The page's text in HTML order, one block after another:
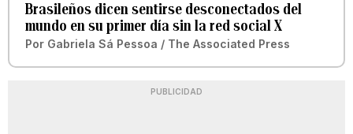
Brasileños dicen sentirse desconectados del
mundo en su primer día sin la red social X
Por Gabriela Sá Pessoa / The Associated Press
PUBLICIDAD